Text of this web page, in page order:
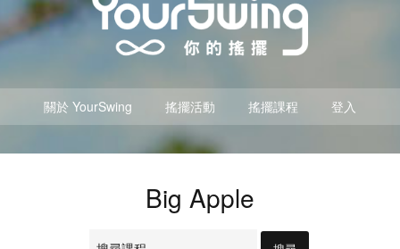
關於 YourSwing 搖擺活動 搖擺課程 登入
Big Apple